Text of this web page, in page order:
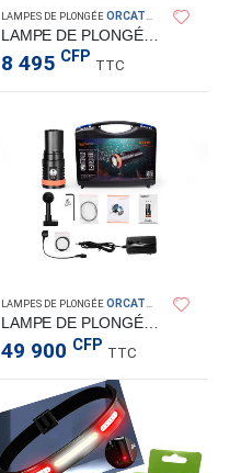
LAMPES DE PLONGÉEORCATORCH
LAMPE DE PLONGÉE D560 630LM
8 495 CFP TTC
LAMPES DE PLONGÉEORCATORCH
LAMPE DE PLONGÉE D910V 5000LM
49 900 CFP TTC